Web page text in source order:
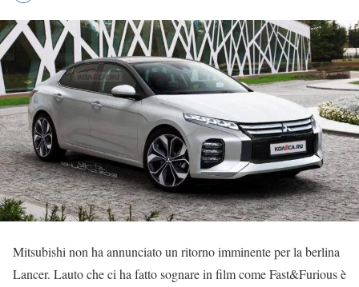
Mitsubishi non ha annunciato un ritorno imminente per la berlina
Lancer. Lauto che ci ha fatto sognare in film come Fast&Furious è